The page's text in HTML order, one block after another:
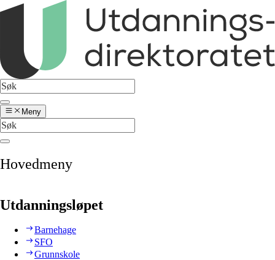
Meny
Hovedmeny
Utdanningsløpet
Barnehage
SFO
Grunnskole